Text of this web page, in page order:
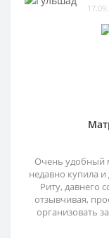
Очень удобный
недавно купила
Риту, давнего
отзывчивая,
организовать